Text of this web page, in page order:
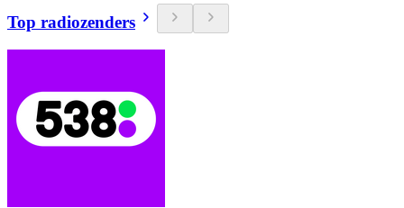
Top radiozenders